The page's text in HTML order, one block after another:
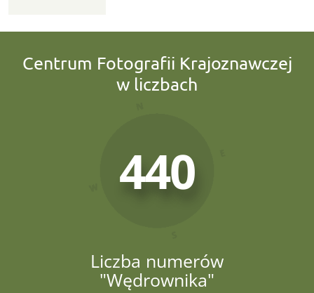
Centrum Fotografii Krajoznawczej
w liczbach
440
Liczba numerów
"Wędrownika"